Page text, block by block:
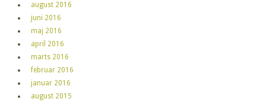
august 2016
juni 2016
maj 2016
april 2016
marts 2016
februar 2016
januar 2016
august 2015